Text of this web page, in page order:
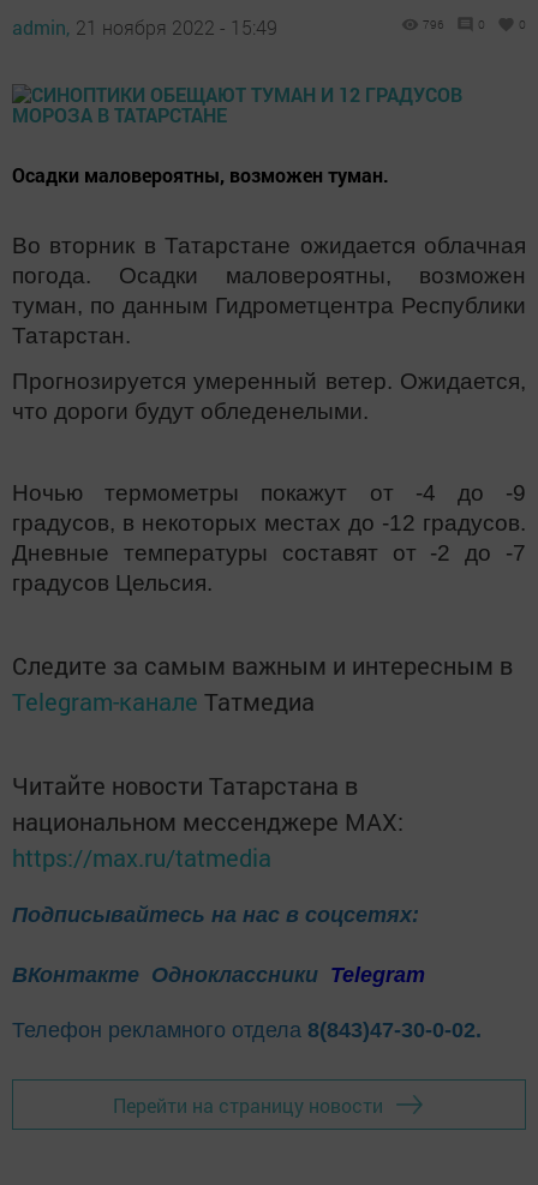
admin, 21 ноября 2022 - 15:49 796 0 0
Осадки маловероятны, возможен туман.
Во вторник в Татарстане ожидается облачная
погода. Осадки маловероятны, возможен
туман, по данным Гидрометцентра Республики
Татарстан.
Прогнозируется умеренный ветер. Ожидается,
что дороги будут обледенелыми.
Ночью термометры покажут от -4 до -9
градусов, в некоторых местах до -12 градусов.
Дневные температуры составят от -2 до -7
градусов Цельсия.
Следите за самым важным и интересным в
Telegram-канале Татмедиа
Читайте новости Татарстана в
национальном мессенджере MАХ:
https://max.ru/tatmedia
Подписывайтесь на нас в соцсетях:
ВКонтакте Одноклассники Telegram
Телефон рекламного отдела 8(843)47-30-0-02.
Перейти на страницу новости